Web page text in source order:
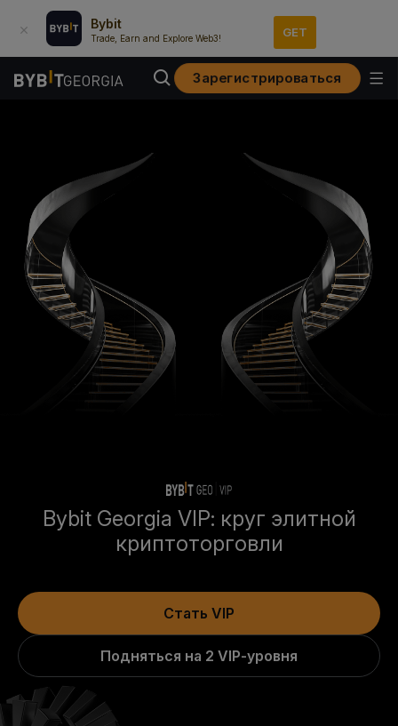
Bybit
Trade, Earn and Explore Web3! GET
Зарегистрироваться
Bybit Georgia VIP: круг элитной
криптоторговли
Стать VIP
Подняться на 2 VIP-уровня